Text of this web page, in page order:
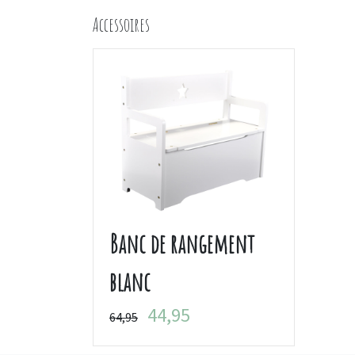
Accessoires
Banc de rangement
blanc
64,95 44,95